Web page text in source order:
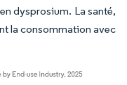
dysprosium. La santé,
la consommation avec